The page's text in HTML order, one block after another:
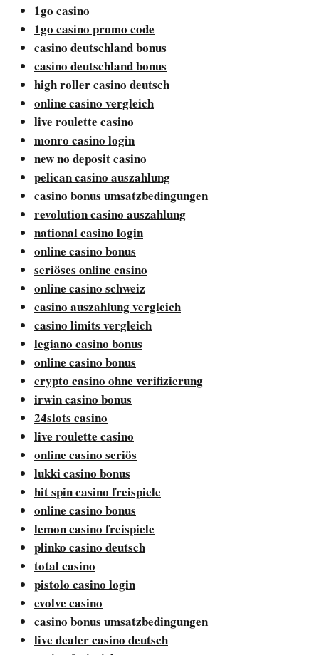
1go casino
1go casino promo code
casino deutschland bonus
casino deutschland bonus
high roller casino deutsch
online casino vergleich
live roulette casino
monro casino login
new no deposit casino
pelican casino auszahlung
casino bonus umsatzbedingungen
revolution casino auszahlung
national casino login
online casino bonus
seriöses online casino
online casino schweiz
casino auszahlung vergleich
casino limits vergleich
legiano casino bonus
online casino bonus
crypto casino ohne verifizierung
irwin casino bonus
24slots casino
live roulette casino
online casino seriös
lukki casino bonus
hit spin casino freispiele
online casino bonus
lemon casino freispiele
plinko casino deutsch
total casino
pistolo casino login
evolve casino
casino bonus umsatzbedingungen
live dealer casino deutsch